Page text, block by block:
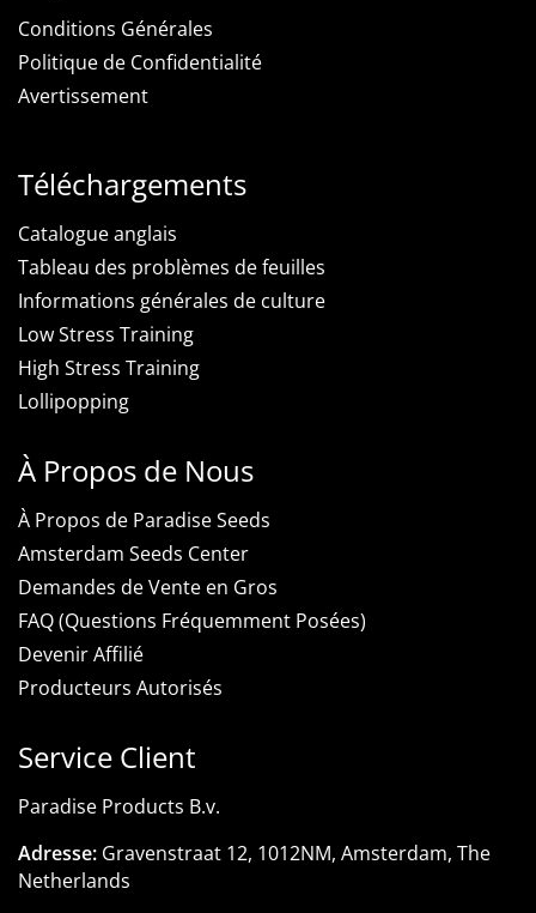
Conditions Générales
Politique de Confidentialité
Avertissement
Téléchargements
Catalogue anglais
Tableau des problèmes de feuilles
Informations générales de culture
Low Stress Training
High Stress Training
Lollipopping
À Propos de Nous
À Propos de Paradise Seeds
Amsterdam Seeds Center
Demandes de Vente en Gros
FAQ (Questions Fréquemment Posées)
Devenir Affilié
Producteurs Autorisés
Service Client
Paradise Products B.v.
Adresse: Gravenstraat 12, 1012NM, Amsterdam, The
Netherlands